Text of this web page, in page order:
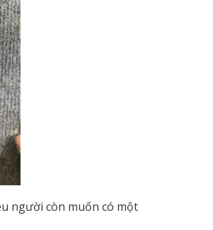
người còn muốn có một